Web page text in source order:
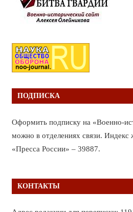
ПОДПИСКА
Оформить подписку на «Военно-
можно в отделениях связи. Индекс
«Пресса России» – 39887.
КОНТАКТЫ